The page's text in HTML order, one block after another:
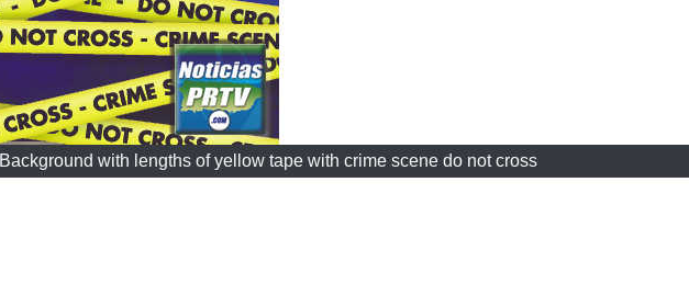
Background with lengths of yellow tape with crime scene do not cross